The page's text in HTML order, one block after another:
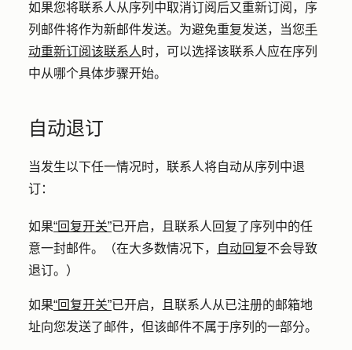
如果您将联系人从序列中取消订阅后又重新订阅，序
列邮件将作为新邮件发送。为避免重复发送，当您手
动重新订阅该联系人 时，可以选择该联系人应在序列
中从哪个具体步骤开始。
自动退订
当发生以下任一情况时，联系人将自动从序列中退
订：
如果“回复开关”已开启，且联系人回复了序列中的任
意一封邮件。（在大多数情况下，
自动回复不会导致
退订。）
如果“回复开关”已开启，且联系人从已注册的邮箱地
址向您发送了邮件，但该邮件不属于序列的一部分。